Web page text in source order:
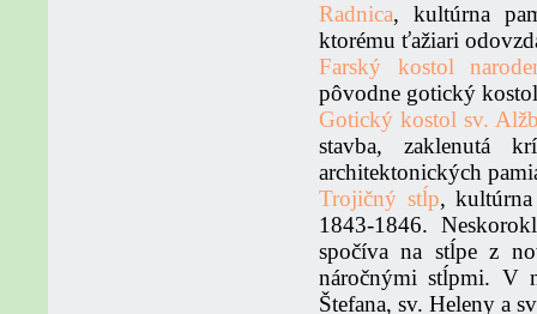
Radnica, kultúrna
ktorému ťažiari
Farský kostol
pôvodne gotický
Gotický kostol sv.
stavba, zaklenutá
architektonických
Trojičný stĺp,
1843-1846.
spočíva na stĺpe z
náročnými stĺpmi. V
Štefana, sv. Heleny a